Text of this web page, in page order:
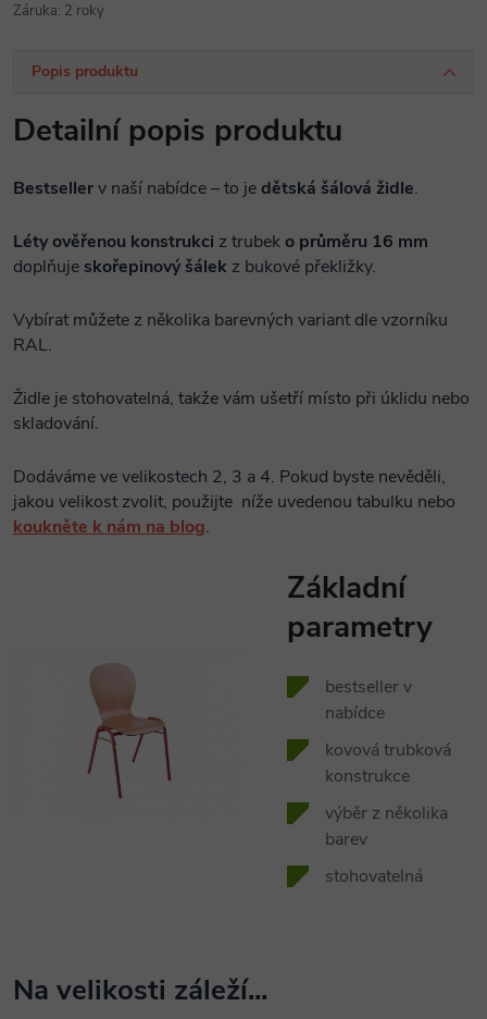
Záruka: 2 roky
Popis produktu
Detailní popis produktu
Bestsellerv naší nabídce – to jedětská šálová židle.
Léty ověřenou konstrukci z trubeko průměru 16 mm
doplňuje skořepinový šálek z bukové překližky.
Vybírat můžete z několika barevných variant dle vzorníku
RAL.
Židle je stohovatelná, takže vám ušetří místo při úklidu nebo
skladování.
Dodáváme ve velikostech 2, 3 a 4. Pokud byste nevěděli,
jakou velikost zvolit, použijte níže uvedenou tabulku nebo
koukněte k nám na blog.
Základní
parametry
bestseller v
nabídce
kovová trubková
konstrukce
výběr z několika
barev
stohovatelná
Na velikosti záleží...